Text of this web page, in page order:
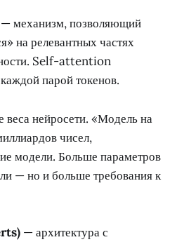
— механизм, позволяющий
на релевантных частях
Self-attention
парой токенов.
веса нейросети. «Модель на
чисел,
модели. Больше параметров
— но и больше требования к
— архитектура с